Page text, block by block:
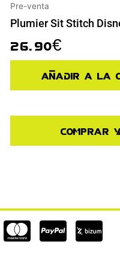
Pre-venta
Plumier Sit Stitch
26.90€
Añadir a la
Comprar
Cc-Cc-